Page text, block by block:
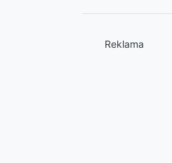
Reklama